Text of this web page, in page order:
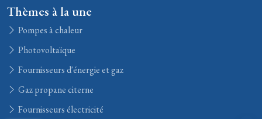
Thèmes à la une
Pompes à chaleur
Photovoltaïque
Fournisseurs d'énergie et gaz
Gaz propane citerne
Fournisseurs électricité